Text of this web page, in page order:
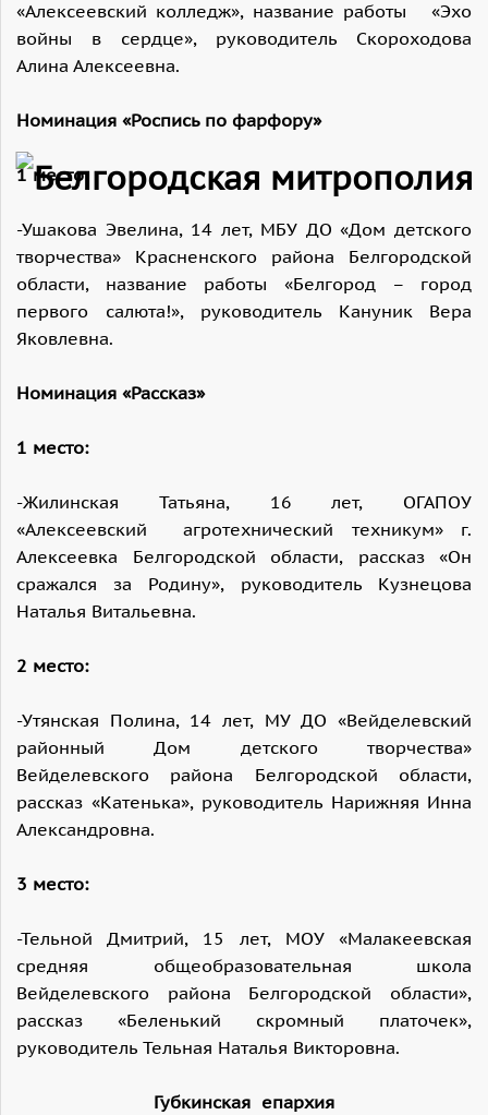
«Алексеевский колледж», название работы «Эхо
войны в сердце», руководитель Скороходова
Алина Алексеевна.
Номинация «Роспись по фарфору»
1 место
-Ушакова Эвелина, 14 лет, МБУ ДО «Дом детского
творчества» Красненского района Белгородской
области, название работы «Белгород – город
первого салюта!», руководитель Кануник Вера
Яковлевна.
Номинация «Рассказ»
1 место:
-Жилинская Татьяна, 16 лет, ОГАПОУ
«Алексеевский агротехнический техникум» г.
Алексеевка Белгородской области, рассказ «Он
сражался за Родину», руководитель Кузнецова
Наталья Витальевна.
2 место:
-Утянская Полина, 14 лет, МУ ДО «Вейделевский
районный Дом детского творчества»
Вейделевского района Белгородской области,
рассказ «Катенька», руководитель Нарижняя Инна
Александровна.
3 место:
-Тельной Дмитрий, 15 лет, МОУ «Малакеевская
средняя общеобразовательная школа
Вейделевского района Белгородской области»,
рассказ «Беленький скромный платочек»,
руководитель Тельная Наталья Викторовна.
Губкинская епархия